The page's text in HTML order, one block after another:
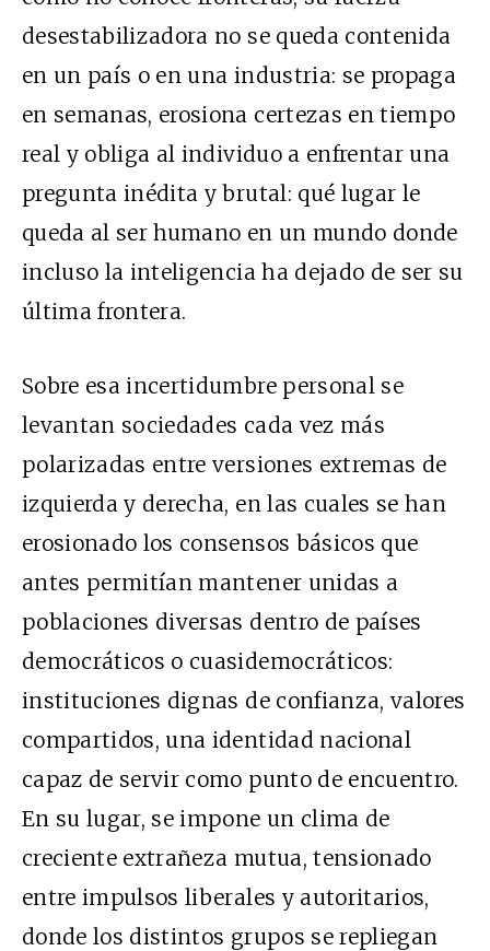
desestabilizadora no se queda contenida
en un país o en una industria: se propaga
en semanas, erosiona certezas en tiempo
real y obliga al individuo a enfrentar una
pregunta inédita y brutal: qué lugar le
queda al ser humano en un mundo donde
incluso la inteligencia ha dejado de ser su
última frontera.
Sobre esa incertidumbre personal se
levantan sociedades cada vez más
polarizadas entre versiones extremas de
izquierda y derecha, en las cuales se han
erosionado los consensos básicos que
antes permitían mantener unidas a
poblaciones diversas dentro de países
democráticos o cuasidemocráticos:
instituciones dignas de confianza, valores
compartidos, una identidad nacional
capaz de servir como punto de encuentro.
En su lugar, se impone un clima de
creciente extrañeza mutua, tensionado
entre impulsos liberales y autoritarios,
donde los distintos grupos se repliegan